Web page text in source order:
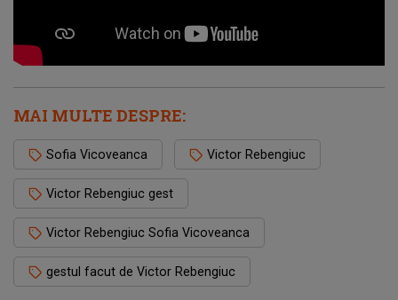
MAI MULTE DESPRE:
Sofia Vicoveanca Victor Rebengiuc
Victor Rebengiuc gest
Victor Rebengiuc Sofia Vicoveanca
gestul facut de Victor Rebengiuc